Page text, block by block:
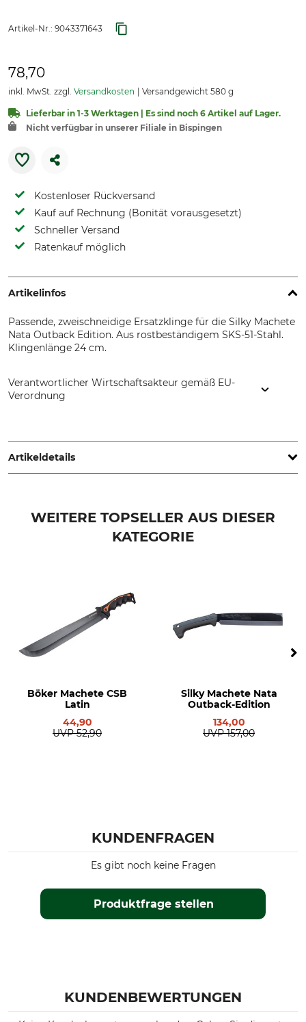
Artikel-Nr.: 9043371643
78,70
inkl. MwSt. zzgl. Versandkosten Versandgewicht 580 g
Lieferbar in 1-3 Werktagen | Es sind noch 6 Artikel auf Lager.
Nicht verfügbar in unserer Filiale in Bispingen
Kostenloser Rückversand
Kauf auf Rechnung (Bonität vorausgesetzt)
Schneller Versand
Ratenkauf möglich
Artikelinfos
Passende, zweischneidige Ersatzklinge für die Silky Machete
Nata Outback Edition. Aus rostbeständigem SKS-51-Stahl.
Klingenlänge 24 cm.
Verantwortlicher Wirtschaftsakteur gemäß EU-
Verordnung
Netherlands, www.silky-europe.de
Artikeldetails
Herstellung
WEITERE TOPSELLER AUS DIESER
KATEGORIE
Böker Machete CSB
Latin
44,90
UVP 52,90
Silky Machete Nata
Outback-Edition
134,00
UVP 157,00
KUNDENFRAGEN
Produktfrage stellen
Es gibt noch keine Fragen
KUNDENBEWERTUNGEN